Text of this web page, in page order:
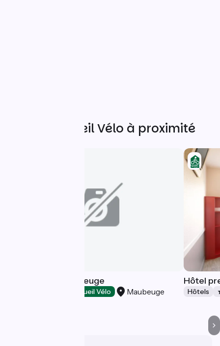
Autres Accueil Vélo à proximité
B&B HOTEL Maubeuge
Accueil Vélo Maubeuge
Hôtel
Hôtels